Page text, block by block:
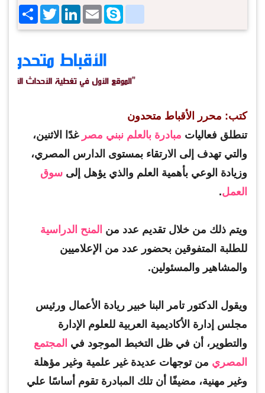
ShareTwitterLinkedIn EmailSkype
google_bookmarks
كتب: محرر الأقباط متحدون
تنطلق فعاليات مبادرة بالعلم نبني مصر غدًا الاثنين،
والتي تهدف إلى الارتقاء بمستوى الدارس المصري،
وزيادة الوعي بأهمية العلم والذي يؤهل إلى سوق
العمل.
ويتم ذلك من خلال تقديم عدد من المنح الدراسية
للطلبة المتفوقين بحضور عدد من الإعلاميين
والمشاهير والمسئولين.
ويقول الدكتور تامر البنا خبير ريادة الأعمال ورئيس
مجلس إدارة الأكاديمية العربية للعلوم الإدارة
والتطوير، أن في ظل التخبط الموجود في المجتمع
المصري من توجهات عديدة غير علمية وغير مؤهلة
وغير مهنية، مضيفًا أن تلك المبادرة تقوم أساسًا علي